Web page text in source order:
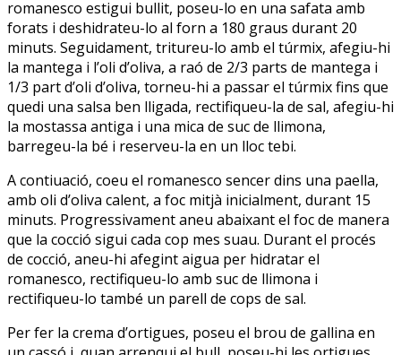
romanesco estigui bullit, poseu-lo en una safata amb
forats i deshidrateu-lo al forn a 180 graus durant 20
minuts. Seguidament, tritureu-lo amb el túrmix, afegiu-hi
la mantega i l’oli d’oliva, a raó de 2/3 parts de mantega i
1/3 part d’oli d’oliva, torneu-hi a passar el túrmix fins que
quedi una salsa ben lligada, rectifiqueu-la de sal, afegiu-hi
la mostassa antiga i una mica de suc de llimona,
barregeu-la bé i reserveu-la en un lloc tebi.
A contiuació, coeu el romanesco sencer dins una paella,
amb oli d’oliva calent, a foc mitjà inicialment, durant 15
minuts. Progressivament aneu abaixant el foc de manera
que la cocció sigui cada cop mes suau. Durant el procés
de cocció, aneu-hi afegint aigua per hidratar el
romanesco, rectifiqueu-lo amb suc de llimona i
rectifiqueu-lo també un parell de cops de sal.
Per fer la crema d’ortigues, poseu el brou de gallina en